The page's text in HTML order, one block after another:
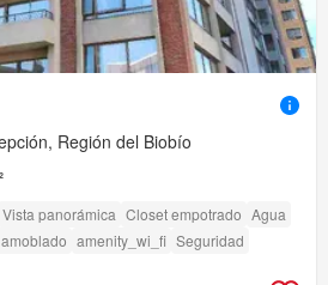
Región del Biobío
Vista panorámica Closet empotrado Agua
amenity_wi_fi Seguridad